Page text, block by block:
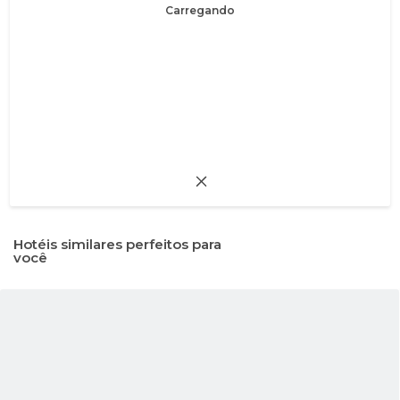
Carregando
Hotéis similares perfeitos para
você